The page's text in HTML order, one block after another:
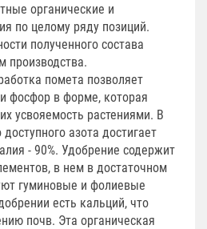
органические и
по целому ряду позиций.
полученного состава
производства.
помета позволяет
фосфор в форме, которая
усвояемость растениями. В
азота достигает
- 90%. Удобрение содержит
в нем в достаточном
гуминовые и фолиевые
есть кальций, что
почв. Эта органическая